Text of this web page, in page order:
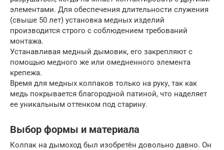
элементами. Для обеспечения длительности служения
(свыше 50 лет) установка медных изделий
производится строго с соблюдением требований
монтажа.
Устанавливая медный дымовик, его закрепляют с
помощью медного же или омедненного элемента
крепежа.
Время для медных колпаков только на руку, так как
медь покрывается благородной патиной, что наделяет
ее уникальным оттенком под старину.
Выбор формы и материала
Колпак на дымоход был изобретён довольно давно. Он